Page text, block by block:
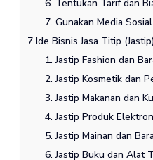
6. Tentukan Tarif dan
7. Gunakan Media
7 Ide Bisnis Jasa Titip (Jastip)
1. Jastip Fashion dan
2. Jastip Kosmetik dan
3. Jastip Makanan dan
4. Jastip Produk
5. Jastip Mainan dan
6. Jastip Buku dan Alat